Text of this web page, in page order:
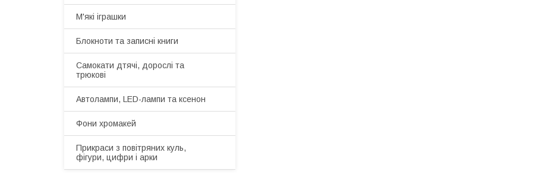
М'які іграшки
Блокноти та записні книги
Самокати дтячі, дорослі та
трюкові
Автолампи, LED-лампи та ксенон
Фони хромакей
Прикраси з повітряних куль,
фігури, цифри і арки